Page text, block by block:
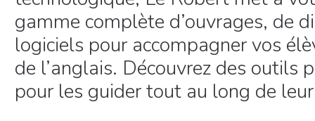
gamme complète d’ouvrages, de
logiciels pour accompagner vos
de l’anglais. Découvrez des outils
pour les guider tout au long de